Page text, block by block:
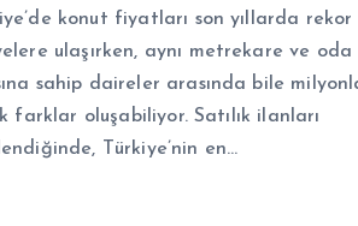
konut fiyatları son yıllarda rekor
ulaşırken, aynı metrekare ve oda
sahip daireler arasında bile
farklar oluşabiliyor. Satılık ilanları
Türkiye’nin en…